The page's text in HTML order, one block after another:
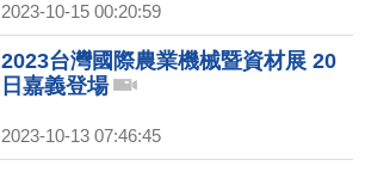
2023-10-15 00:20:59
2023台灣國際農業機械暨資材展 20
日嘉義登場
2023-10-13 07:46:45